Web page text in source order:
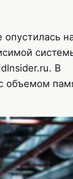
В
объемом